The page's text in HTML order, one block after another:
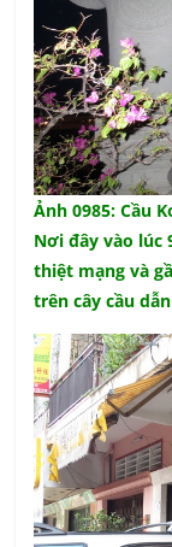
Ảnh 0985: Cầu
Nơi đây vào lúc
thiệt mạng và
trên cây cầu